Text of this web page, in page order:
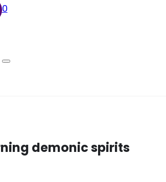
0
demonic spirits